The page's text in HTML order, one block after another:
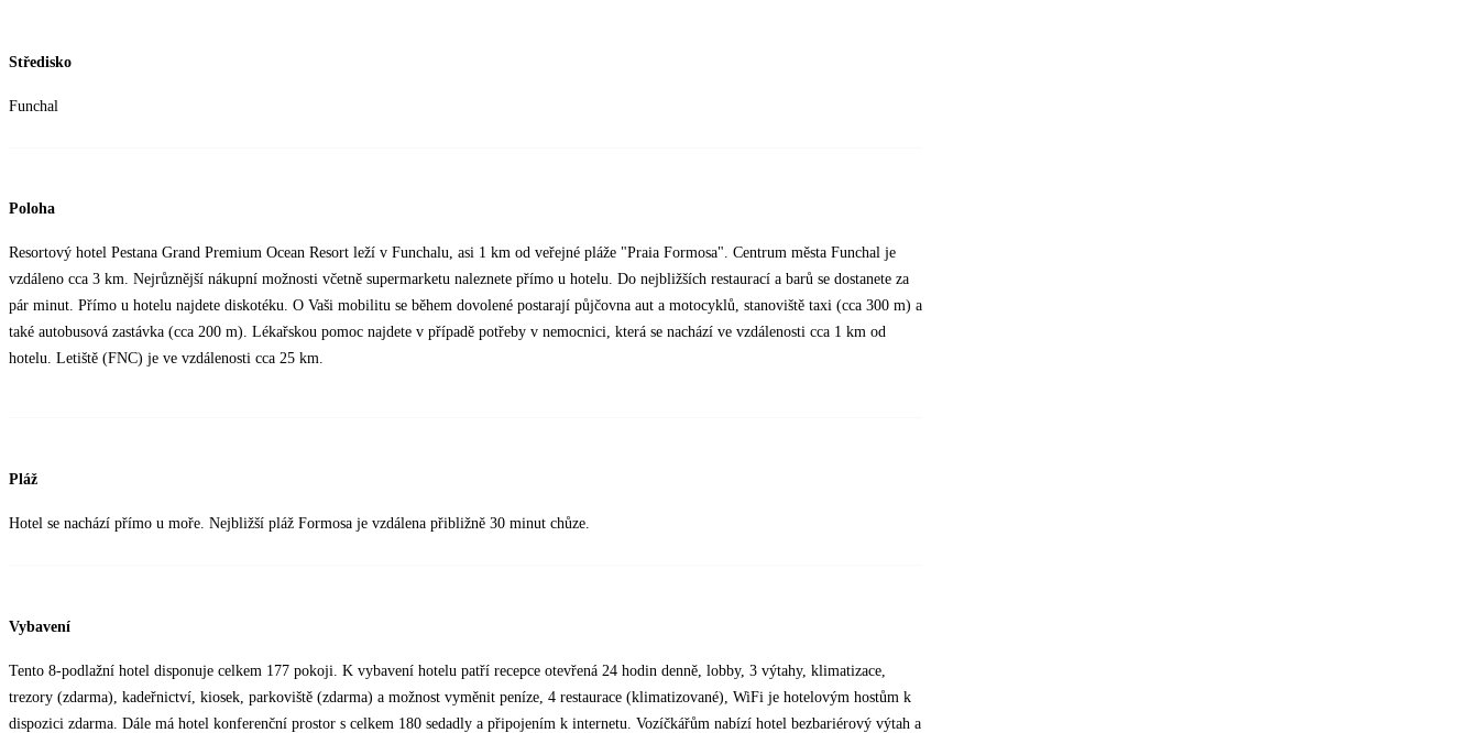
Středisko
Funchal
Poloha
Resortový hotel Pestana Grand Premium Ocean Resort leží v Funchalu, asi 1 km od veřejné pláže "Praia Formosa". Centrum města Funchal je
vzdáleno cca 3 km. Nejrůznější nákupní možnosti včetně supermarketu naleznete přímo u hotelu. Do nejbližších restaurací a barů se dostanete za
pár minut. Přímo u hotelu najdete diskotéku. O Vaši mobilitu se během dovolené postarají půjčovna aut a motocyklů, stanoviště taxi (cca 300 m) a
také autobusová zastávka (cca 200 m). Lékařskou pomoc najdete v případě potřeby v nemocnici, která se nachází ve vzdálenosti cca 1 km od
hotelu. Letiště (FNC) je ve vzdálenosti cca 25 km.
Pláž
Hotel se nachází přímo u moře. Nejbližší pláž Formosa je vzdálena přibližně 30 minut chůze.
Vybavení
Tento 8-podlažní hotel disponuje celkem 177 pokoji. K vybavení hotelu patří recepce otevřená 24 hodin denně, lobby, 3 výtahy, klimatizace,
trezory (zdarma), kadeřnictví, kiosek, parkoviště (zdarma) a možnost vyměnit peníze, 4 restaurace (klimatizované), WiFi je hotelovým hostům k
dispozici zdarma. Dále má hotel konferenční prostor s celkem 180 sedadly a připojením k internetu. Vozíčkářům nabízí hotel bezbariérový výtah a